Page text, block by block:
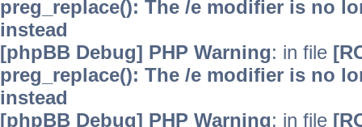
preg_replace(): The /e modifier is no
instead
[phpBB Debug] PHP Warning: in file
preg_replace(): The /e modifier is no
instead
[phpBB Debug] PHP Warning: in file